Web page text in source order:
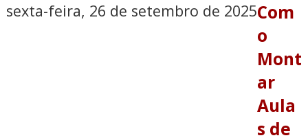
sexta-feira, 26 de setembro de 2025Com
o
Mont
ar
Aula
s de